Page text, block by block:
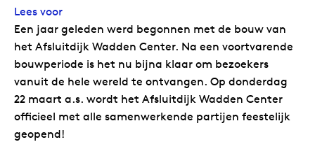
Lees voor
Een jaar geleden werd begonnen met de bouw van
het Afsluitdijk Wadden Center. Na een voortvarende
bouwperiode is het nu bijna klaar om bezoekers
vanuit de hele wereld te ontvangen. Op donderdag
22 maart a.s. wordt het Afsluitdijk Wadden Center
officieel met alle samenwerkende partijen feestelijk
geopend!